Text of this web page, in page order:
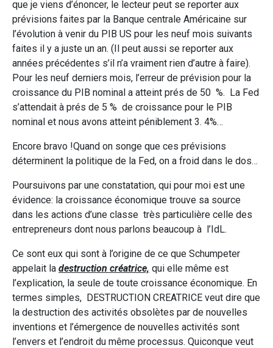
que je viens d’énoncer, le lecteur peut se reporter aux
prévisions faites par la Banque centrale Américaine sur
l’évolution à venir du PIB US pour les neuf mois suivants
faites il y a juste un an. (Il peut aussi se reporter aux
années précédentes s’il n’a vraiment rien d’autre à faire).
Pour les neuf derniers mois, l’erreur de prévision pour la
croissance du PIB nominal a atteint prés de 50 %. La Fed
s’attendait à prés de 5 % de croissance pour le PIB
nominal et nous avons atteint péniblement 3. 4%…
Encore bravo !Quand on songe que ces prévisions
déterminent la politique de la Fed, on a froid dans le dos…
Poursuivons par une constatation, qui pour moi est une
évidence: la croissance économique trouve sa source
dans les actions d’une classe très particulière celle des
entrepreneurs dont nous parlons beaucoup à l’IdL.
Ce sont eux qui sont à l’origine de ce que Schumpeter
appelait la destruction créatrice, qui elle même est
l’explication, la seule de toute croissance économique. En
termes simples, DESTRUCTION CREATRICE veut dire que
la destruction des activités obsolètes par de nouvelles
inventions et l’émergence de nouvelles activités sont
l’envers et l’endroit du même processus. Quiconque veut